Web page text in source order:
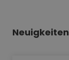
Neuigkeiten